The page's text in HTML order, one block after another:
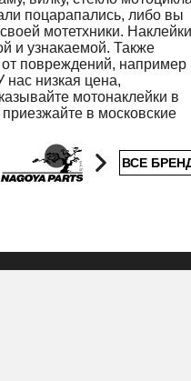
поцарапались, либо вы
мотетхники. Наклейки
и узнакаемой. Также
повреждений, например
нас низкая цена,
мотонаклейки в
в московские
ВСЕ